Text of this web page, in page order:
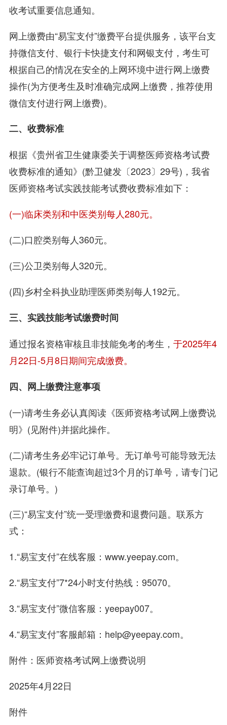
收考试重要信息通知。
网上缴费由“易宝支付”缴费平台提供服务，该平台支
持微信支付、银行卡快捷支付和网银支付，考生可
根据自己的情况在安全的上网环境中进行网上缴费
操作(为方便考生及时准确完成网上缴费，推荐使用
微信支付进行网上缴费)。
二、收费标准
根据《贵州省卫生健康委关于调整医师资格考试费
收费标准的通知》(黔卫健发〔2023〕29号)，我省
医师资格考试实践技能考试费收费标准如下：
(一)临床类别和中医类别每人280元。
(二)口腔类别每人360元。
(三)公卫类别每人320元。
(四)乡村全科执业助理医师类别每人192元。
三、实践技能考试缴费时间
通过报名资格审核且非技能免考的考生， 于2025年4
月22日-5月8日期间完成缴费。
四、网上缴费注意事项
(一)请考生务必认真阅读《医师资格考试网上缴费说
明》(见附件)并据此操作。
(二)请考生务必牢记订单号。无订单号可能导致无法
退款。(银行不能查询超过3个月的订单号，请专门记
录订单号。)
(三)“易宝支付”统一受理缴费和退费问题。联系方
式：
1.“易宝支付”在线客服：www.yeepay.com。
2.“易宝支付”7*24小时支付热线：95070。
3.“易宝支付”微信客服：yeepay007。
4.“易宝支付”客服邮箱：help@yeepay.com。
附件：医师资格考试网上缴费说明
2025年4月22日
附件